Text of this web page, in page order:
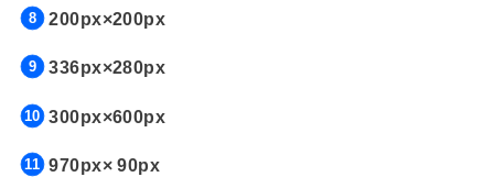
200px×200px
336px×280px
300px×600px
970px× 90px